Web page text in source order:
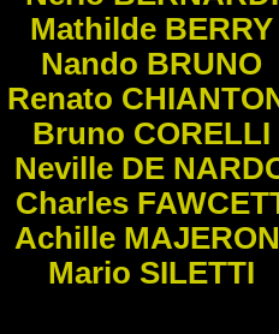
Mathilde BERRY
Nando BRUNO
Renato
Bruno CORELLI
Neville DE
Charles
Achille
Mario SILETTI